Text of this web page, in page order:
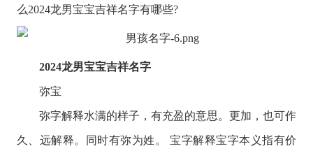
么2024龙男宝宝吉祥名字有哪些?
2024龙男宝宝吉祥名字
弥宝
弥字解释水满的样子，有充盈的意思。更加，也可作
久、远解释。同时有弥为姓。 宝字解释宝字本义指有价